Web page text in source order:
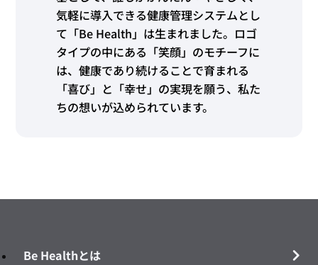
気軽に導入できる健康管理システムとし
て「Be Health」は生まれました。ロゴ
タイプの中にある「笑顔」のモチーフに
は、健康であり続けることで育まれる
「喜び」と「幸せ」の実現を願う、私た
ちの想いが込められています。
Be Healthとは